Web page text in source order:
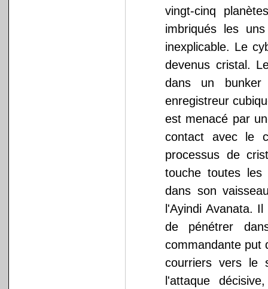
vingt-cinq
imbriqués les
inexplicable. Le
devenus cristal.
dans un
enregistreur
est menacé par
contact avec le
processus de
touche toutes les
dans son
l'Ayindi Avanata.
de pénétrer
commandante put
courriers vers le
l'attaque